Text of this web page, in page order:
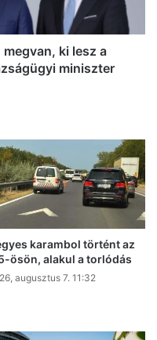
ki lesz a
miniszter
karambol történt az
ösön, alakul a torlódás
augusztus 7. 11:32